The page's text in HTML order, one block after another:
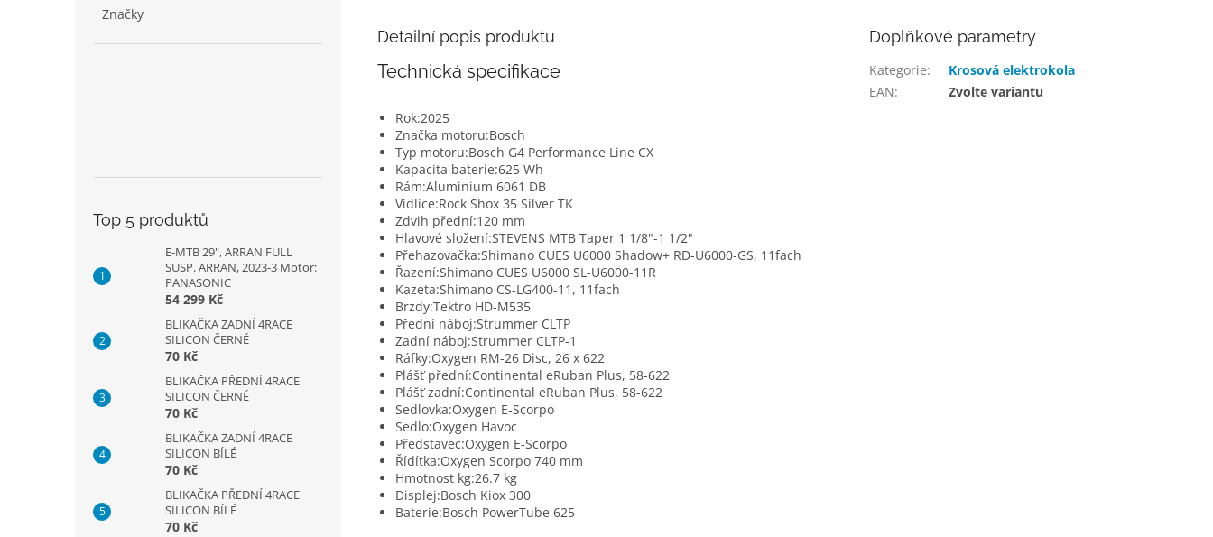
Značky
Top 5 produktů
E-MTB 29", ARRAN FULL
SUSP. ARRAN, 2023-3 Motor:
PANASONIC
54 299 Kč
BLIKAČKA ZADNÍ 4RACE
SILICON ČERNÉ
70 Kč
BLIKAČKA PŘEDNÍ 4RACE
SILICON ČERNÉ
70 Kč
BLIKAČKA ZADNÍ 4RACE
SILICON BÍLÉ
70 Kč
BLIKAČKA PŘEDNÍ 4RACE
SILICON BÍLÉ
70 Kč
Detailní popis produktu
Technická specifikace
Rok:2025
Značka motoru:Bosch
Typ motoru:Bosch G4 Performance Line CX
Kapacita baterie:625 Wh
Rám:Aluminium 6061 DB
Vidlice:Rock Shox 35 Silver TK
Zdvih přední:120 mm
Hlavové složení:STEVENS MTB Taper 1 1/8"-1 1/2"
Přehazovačka:Shimano CUES U6000 Shadow+ RD-U6000-GS, 11fach
Řazení:Shimano CUES U6000 SL-U6000-11R
Kazeta:Shimano CS-LG400-11, 11fach
Brzdy:Tektro HD-M535
Přední náboj:Strummer CLTP
Zadní náboj:Strummer CLTP-1
Ráfky:Oxygen RM-26 Disc, 26 x 622
Plášť přední:Continental eRuban Plus, 58-622
Plášť zadní:Continental eRuban Plus, 58-622
Sedlovka:Oxygen E-Scorpo
Sedlo:Oxygen Havoc
Představec:Oxygen E-Scorpo
Řídítka:Oxygen Scorpo 740 mm
Hmotnost kg:26.7 kg
Displej:Bosch Kiox 300
Baterie:Bosch PowerTube 625
Doplňkové parametry
Kategorie:
Krosová elektrokola
EAN: Zvolte variantu